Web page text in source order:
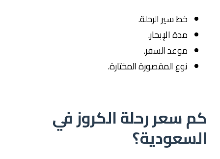
خط سير الرحلة.
مدة الإبحار.
موعد السفر.
نوع المقصورة المختارة.
كم سعر رحلة الكروز في
السعودية؟